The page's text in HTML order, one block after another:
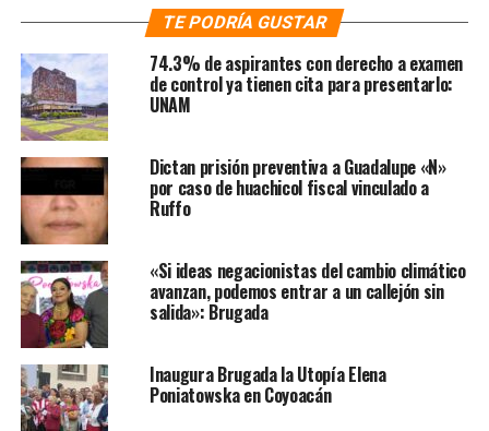
en donde finaliza un año o finaliza un periodo, son
momentos de reflexión, personal, familiar, y también
son momentos de reflexión para el país completo, y
también son momentos para añorar, para soñar, para
generar esperanza en el próximo año 2025», pronunció
Te puede interesar: Mexicanos
aportan 8% del PIB de EU, revela
gobierno de México
La mandataria comentó que en apenas tres meses se
aprobaron más de 16 reformas constitucionales para
regresarle el sentido social a la Constitución Política de
los Estados Unidos Mexicanos. Entre estas destacó la
reforma al Poder Judicial de la Federación, misma que
TE PODRÍA GUSTAR
74.3% de aspirantes con derecho a examen
de control ya tienen cita para presentarlo:
UNAM
Dictan prisión preventiva a Guadalupe «N»
por caso de huachicol fiscal vinculado a
Ruffo
«Si ideas negacionistas del cambio climático
avanzan, podemos entrar a un callejón sin
salida»: Brugada
Inaugura Brugada la Utopía Elena
Poniatowska en Coyoacán